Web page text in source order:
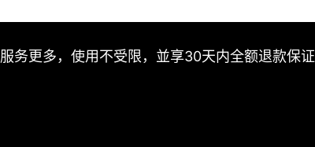
服务更多，使用不受限，並享30天内全额退款保证